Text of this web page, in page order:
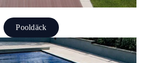
Pooldäck